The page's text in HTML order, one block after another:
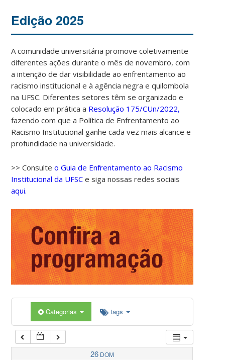
Edição 2025
A comunidade universitária promove coletivamente
diferentes ações durante o mês de novembro, com
a intenção de dar visibilidade ao enfrentamento ao
racismo institucional e à agência negra e quilombola
na UFSC. Diferentes setores têm se organizado e
colocado em prática a Resolução 175/CUn/2022,
fazendo com que a Política de Enfrentamento ao
Racismo Institucional ganhe cada vez mais alcance e
profundidade na universidade.
>> Consulteo Guia de Enfrentamento ao Racismo
Institucional da UFSC e siga nossas redes sociais
aqui.
Categorias tags
26 DOM
00:00
02:00
03:00
04:00
05:00
07:00